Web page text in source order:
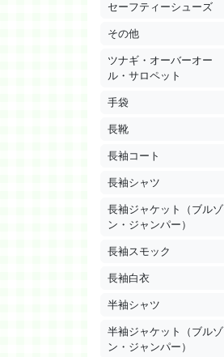
セーフティーシューズ
その他
ツナギ・オーバーオー
ル・サロペット
手袋
長靴
長袖コート
長袖シャツ
長袖ジャケット（ブルゾ
ン・ジャンパー）
長袖スモック
長袖白衣
半袖シャツ
半袖ジャケット（ブルゾ
ン・ジャンパー）